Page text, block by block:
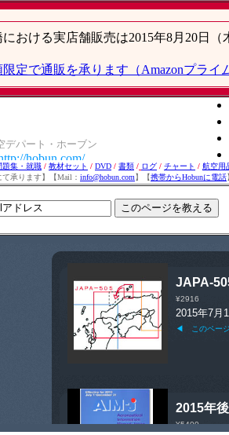
題集・就職 / 教材セット / DVD / 書類 / ログ / チャート / 航空用
承ります】【Mail： info@hobun.com】【携帯からHobunに電話